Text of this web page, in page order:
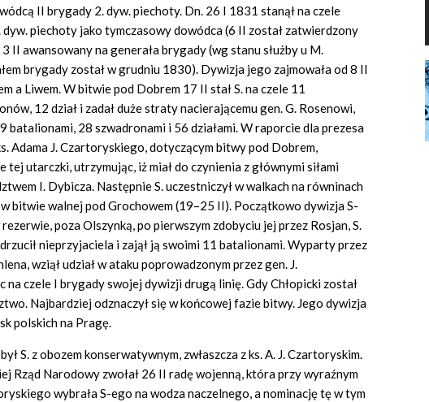
II brygady 2. dyw. piechoty. Dn. 26 I 1831 stanął na czele
piechoty jako tymczasowy dowódca (6 II został zatwierdzony
II awansowany na generała brygady (wg stanu służby u M.
brygady został w grudniu 1830). Dywizja jego zajmowała od 8 II
a Liwem. W bitwie pod Dobrem 17 II stał S. na czele 11
12 dział i zadał duże straty nacierającemu gen. G. Rosenowi,
batalionami, 28 szwadronami i 56 działami. W raporcie dla prezesa
Adama J. Czartoryskiego, dotyczącym bitwy pod Dobrem,
tej utarczki, utrzymując, iż miał do czynienia z głównymi siłami
I. Dybicza. Następnie S. uczestniczył w walkach na równinach
bitwie walnej pod Grochowem (19–25 II). Początkowo dywizja S-
poza Olszynką, po pierwszym zdobyciu jej przez Rosjan, S.
nieprzyjaciela i zajął ją swoimi 11 batalionami. Wyparty przez
wziął udział w ataku poprowadzonym przez gen. J.
na czele I brygady swojej dywizji drugą linię. Gdy Chłopicki został
Najbardziej odznaczył się w końcowej fazie bitwy. Jego dywizja
polskich na Pragę.
S. z obozem konserwatywnym, zwłaszcza z ks. A. J. Czartoryskim.
Rząd Narodowy zwołał 26 II radę wojenną, która przy wyraźnym
wybrała S-ego na wodza naczelnego, a nominację tę w tym